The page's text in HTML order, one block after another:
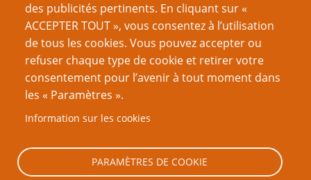
des publicités pertinents. En cliquant sur «
ACCEPTER TOUT », vous consentez à l’utilisation
de tous les cookies. Vous pouvez accepter ou
refuser chaque type de cookie et retirer votre
consentement pour l’avenir à tout moment dans
les « Paramètres ».
Information sur les cookies
PARAMÈTRES DE COOKIE
Mot de passe
Réinitialiser votre mot de passe